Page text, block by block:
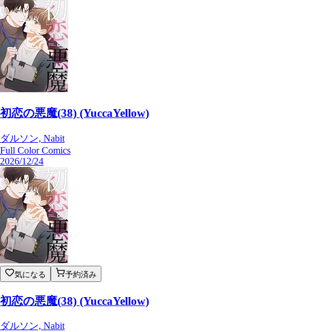
初恋の悪魔(38) (YuccaYellow)
ダルソン, Nabit
Full Color Comics
2026/12/24
気になる 予約済み
初恋の悪魔(38) (YuccaYellow)
ダルソン, Nabit